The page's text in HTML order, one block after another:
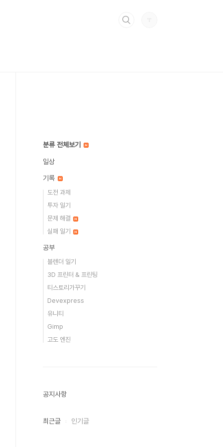
분류 전체보기
일상
기록
도전 과제
투자 일기
문제 해결
실패 일기
공부
블렌더 일기
3D 프린터 & 프린팅
티스토리가꾸기
Devexpress
유니티
Gimp
고도 엔진
공지사항
최근글 인기글